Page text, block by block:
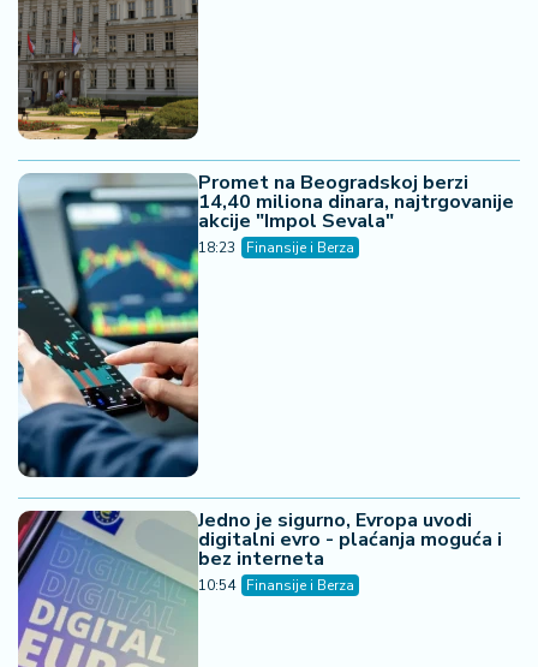
Promet na Beogradskoj berzi
14,40 miliona dinara, najtrgovanije
akcije "Impol Sevala"
18:23 Finansije i Berza
Jedno je sigurno, Evropa uvodi
digitalni evro - plaćanja moguća i
bez interneta
10:54 Finansije i Berza